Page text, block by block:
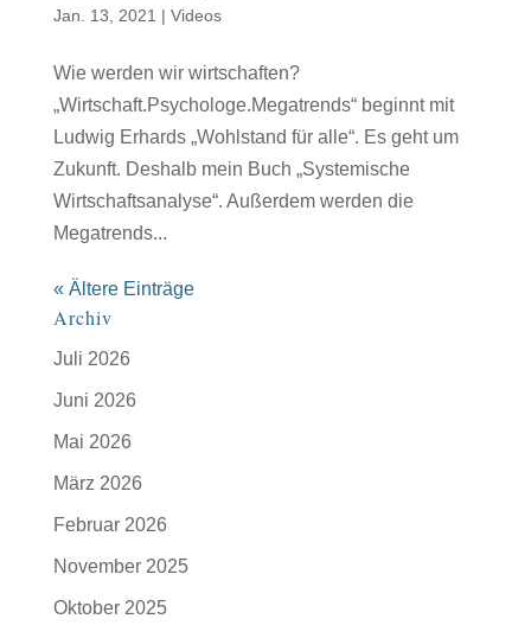
Jan. 13, 2021 | Videos
Wie werden wir wirtschaften?
„Wirtschaft.Psychologe.Megatrends“ beginnt mit
Ludwig Erhards „Wohlstand für alle“. Es geht um
Zukunft. Deshalb mein Buch „Systemische
Wirtschaftsanalyse“. Außerdem werden die
Megatrends...
« Ältere Einträge
Archiv
Juli 2026
Juni 2026
Mai 2026
März 2026
Februar 2026
November 2025
Oktober 2025